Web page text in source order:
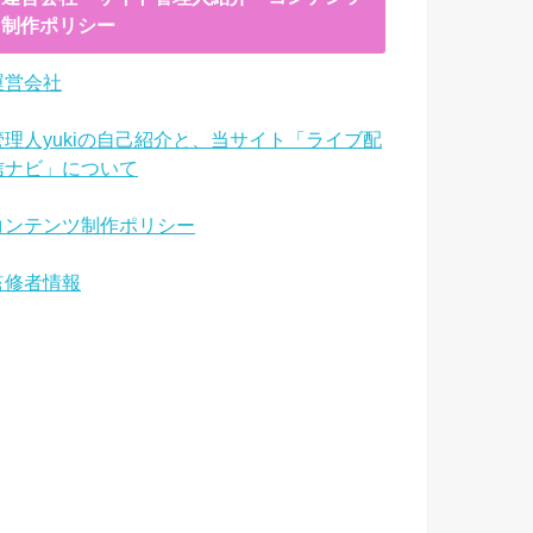
制作ポリシー
営会社
理人yukiの自己紹介と、当サイト「ライブ配
ナビ」について
ンテンツ制作ポリシー
修者情報